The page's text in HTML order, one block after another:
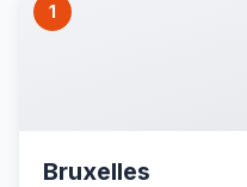
1
Bruxelles